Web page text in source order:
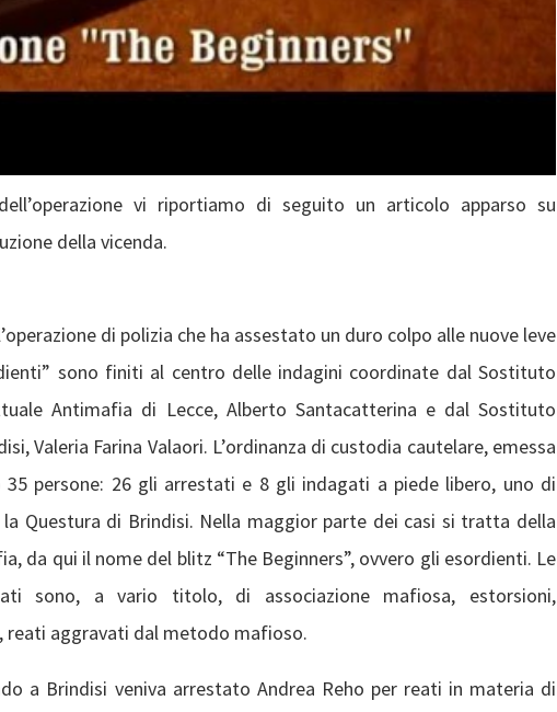
vi riportiamo di seguito un articolo apparso su
della vicenda.
di polizia che ha assestato un duro colpo alle nuove leve
sono finiti al centro delle indagini coordinate dal Sostituto
Antimafia di Lecce, Alberto Santacatterina e dal Sostituto
Valeria Farina Valaori. L’ordinanza di custodia cautelare, emessa
persone: 26 gli arrestati e 8 gli indagati a piede libero, uno di
Questura di Brindisi. Nella maggior parte dei casi si tratta della
da qui il nome del blitz “The Beginners”, ovvero gli esordienti. Le
sono, a vario titolo, di associazione mafiosa, estorsioni,
reati aggravati dal metodo mafioso.
a Brindisi veniva arrestato Andrea Reho per reati in materia di